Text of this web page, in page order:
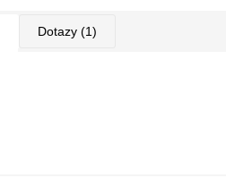
Dotazy (1)